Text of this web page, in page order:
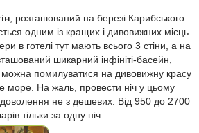
, розташований на березі Карибського
одним із кращих і дивовижних місць
в готелі тут мають всього 3 стіни, а на
шикарний інфініті-басейн,
помилуватися на дивовижну красу
море. На жаль, провести ніч у цьому
не з дешевих. Від 950 до 2700
тільки за одну ніч.